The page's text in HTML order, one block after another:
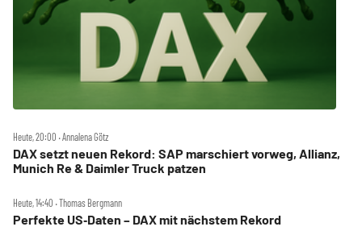
Heute, 20:00 ‧ Annalena Götz
DAX setzt neuen Rekord: SAP marschiert vorweg, Allianz,
Munich Re & Daimler Truck patzen
Heute, 14:40 ‧ Thomas Bergmann
Perfekte US‑Daten – DAX mit nächstem Rekord